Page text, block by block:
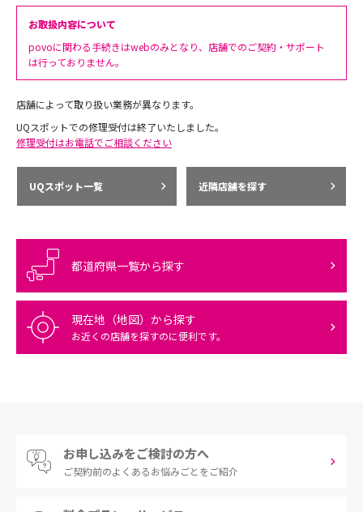
お取扱内容について
povoに関わる手続きはwebのみとなり、店舗でのご契約・サポート
は行っておりません。
店舗によって取り扱い業務が異なります。
UQスポットでの修理受付は終了いたしました。
修理受付はお電話でご相談ください
UQスポット一覧 近隣店舗を探す
都道府県一覧から探す
現在地（地図）から探す
お近くの店舗を探すのに便利です。
お申し込みをご検討の方へ
ご契約前のよくあるお悩みごとをご紹介